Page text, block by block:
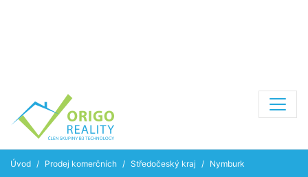
Úvod Prodej komerčních Středočeský kraj Nymburk